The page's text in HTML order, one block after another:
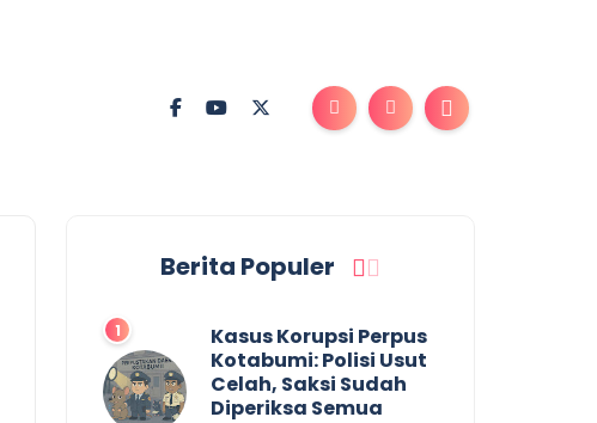
Berita Populer
Kasus Korupsi Perpus
Kotabumi: Polisi Usut
Celah, Saksi Sudah
Diperiksa Semua